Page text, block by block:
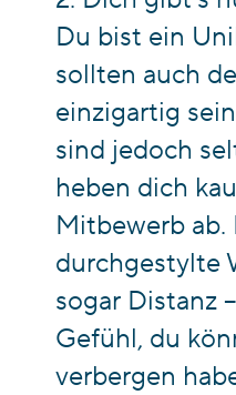
Du bist ein
sollten auch
einzigartig
sind jedoch
heben dich
Mitbewerb ab.
durchgestylte
sogar Distanz
Gefühl, du
verbergen